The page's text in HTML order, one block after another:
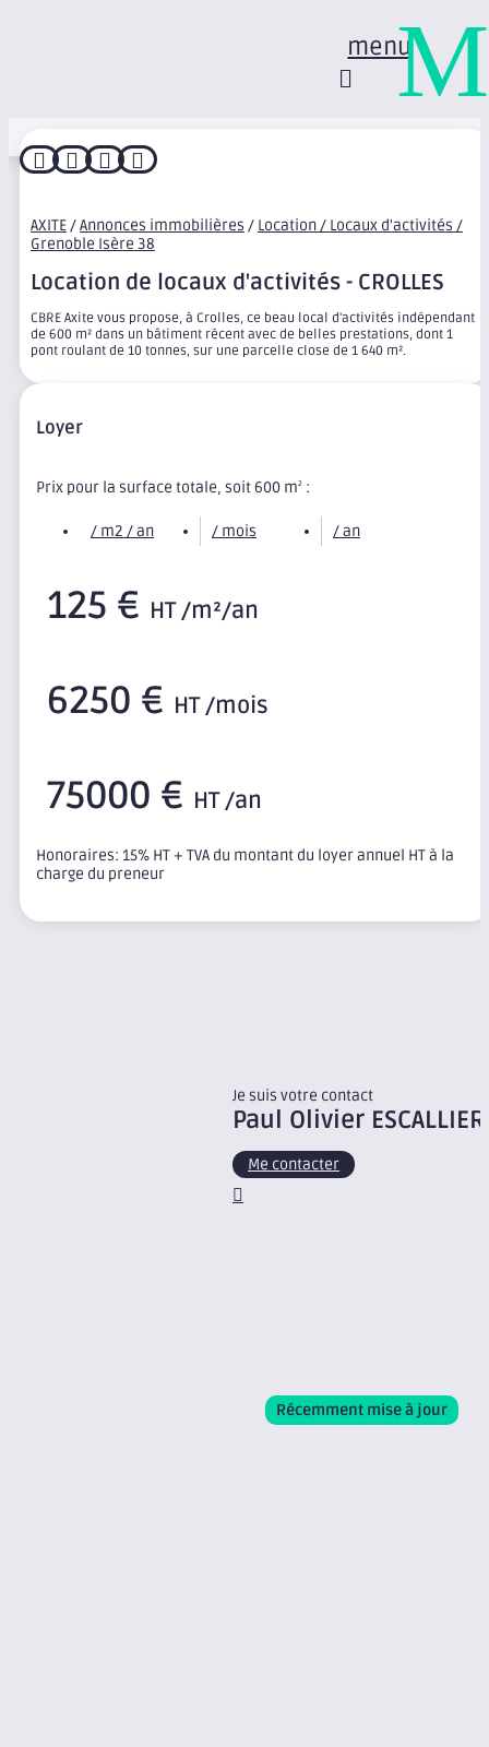
menu
   
AXITE/Annonces immobilières / Location / Locaux d'activités /
Grenoble Isère 38
Location de locaux d'activités - CROLLES
CBRE Axite vous propose, à Crolles, ce beau local d'activités indépendant
de 600 m² dans un bâtiment récent avec de belles prestations, dont 1
pont roulant de 10 tonnes, sur une parcelle close de 1 640 m².
Loyer
Prix pour la surface totale, soit 600 m2 :
/ m2 / an / mois / an
125 € HT /m²/an
6250 € HT /mois
75000 € HT /an
Honoraires: 15% HT + TVA du montant du loyer annuel HT à la
charge du preneur
Je suis votre contact
Paul Olivier ESCALLIER
Me contacter
Récemment mise à jour
M